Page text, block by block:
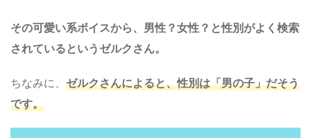
その可愛い系ボイスから、男性？女性？と性別がよく検索
されているというゼルクさん。
ちなみに、 ゼルクさんによると、性別は「男の子」だそう
です。